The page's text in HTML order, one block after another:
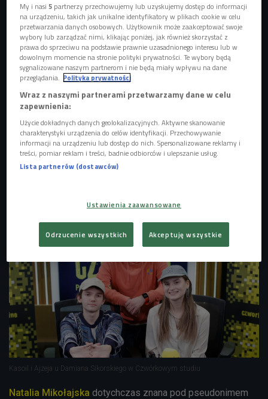
z producentemAjzeją(Paweł Belina) odpowiedzialnym
niemal za wszystkie numery na jej debiutanckim albumie
"Głód", który ukazał się jako niezależne wydawnictwo w
październiku 2024 roku. I to właśnie ten duet
songwritersko-producencki zaprezentował swoje utwory
podczas kolejnej edycji "Będzie głośno!". Większość
swoich inspiracji czerpią zza granicy wśród artystów takich
jak FKA Twigs, Noga Erez, KAYTRANADA, Brent Faiyaz,
Orion Sun, Tinashe. Oboje liczą, że Polska rozbuja się
jeszcze do muzyki, którą tworzą - alternatywnego R&B,
czyli R&B z nowoczesnymi brzmieniami i
eksperymentalnymi technikami producenckimi, to dalej
Kasoil i Ajzeja u Damiana Sikorskiego w Czwórkowym studiu
Natalia Mikołajska dotychczas znana pod pseudonimem
My i nasi5 partnerzy przechowujemy lub uzyskujemy dostęp do informacji
na urządzeniu, takich jak unikalne identyfikatory w plikach cookie w celu
przetwarzania danych osobowych. Użytkownik może zaakceptować swoje
wybory lub zarządzać nimi, klikając poniżej, jak również skorzystać z
prawa do sprzeciwu na podstawie prawnie uzasadnionego interesu lub w
dowolnym momencie na stronie polityki prywatności. Te wybory będą
sygnalizowane naszym partnerom i nie będą miały wpływu na dane
przeglądania. Polityka prywatności
Wraz z naszymi partnerami przetwarzamy dane w celu
zapewnienia:
Użycie dokładnych danych geolokalizacyjnych. Aktywne skanowanie
charakterystyki urządzenia do celów identyfikacji. Przechowywanie
informacji na urządzeniu lub dostęp do nich. Spersonalizowane reklamy i
treści, pomiar reklam i treści, badnie odbiorców i ulepszanie usług.
Lista partnerów (dostawców)
Ustawienia zaawansowane
Odrzucenie wszystkich Akceptuję wszystkie